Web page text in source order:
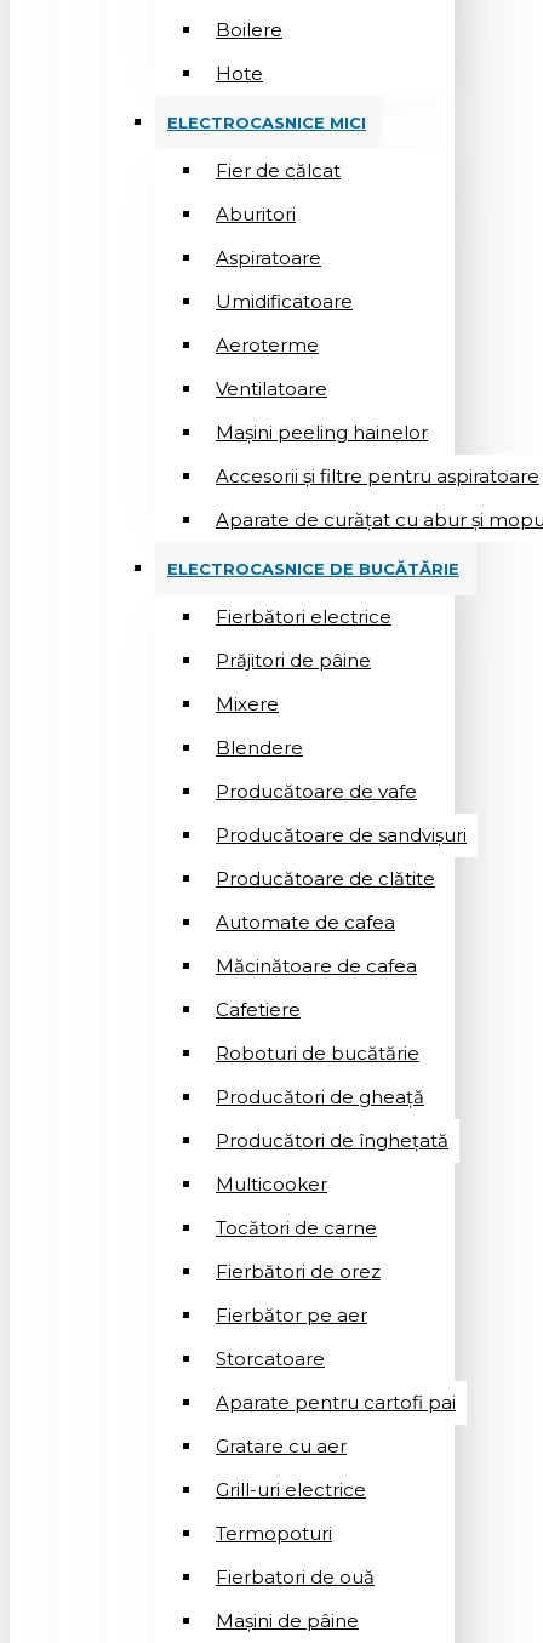
Boilere
Hote
ELECTROCASNICE MICI
Fier de călcat
Aburitori
Aspiratoare
Umidificatoare
Aeroterme
Ventilatoare
Mașini peeling hainelor
Accesorii și filtre pentru aspiratoare
Aparate de curățat cu abur și
ELECTROCASNICE DE BUCĂTĂRIE
Fierbători electrice
Prăjitori de pâine
Mixere
Blendere
Producătoare de vafe
Producătoare de sandvişuri
Producătoare de clătite
Automate de cafea
Măcinătoare de cafea
Cafetiere
Roboturi de bucătărie
Producători de gheață
Producători de înghețată
Multicooker
Tocători de carne
Fierbători de orez
Fierbător pe aer
Storcatoare
Aparate pentru cartofi pai
Gratare cu aer
Grill-uri electrice
Termopoturi
Fierbatori de ouă
Mașini de pâine